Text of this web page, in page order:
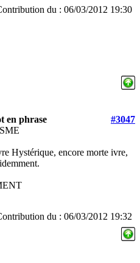
du : 06/03/2012 19:30
en phrase
#3047
Hystérique, encore morte ivre,
du : 06/03/2012 19:32